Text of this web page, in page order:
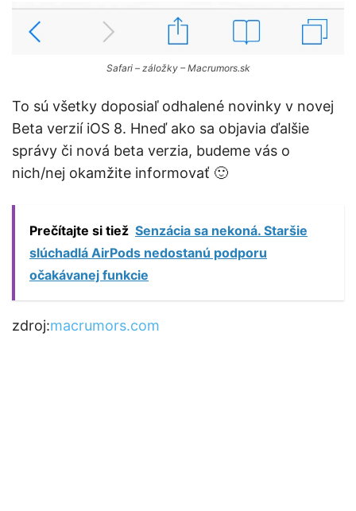
Safari – záložky – Macrumors.sk
To sú všetky doposiaľ odhalené novinky v novej
Beta verzií iOS 8. Hneď ako sa objavia ďalšie
správy či nová beta verzia, budeme vás o
nich/nej okamžite informovať 🙂
Prečítajte si tiež Senzácia sa nekoná. Staršie
slúchadlá AirPods nedostanú podporu
očakávanej funkcie
zdroj:macrumors.com